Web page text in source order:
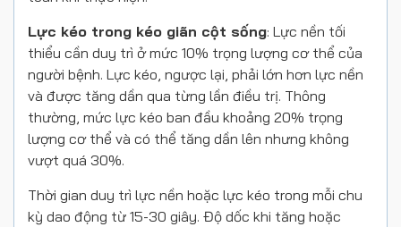
Lực kéo trong kéo giãn cột sống: Lực nền tối
thiểu cần duy trì ở mức 10% trọng lượng cơ thể của
người bệnh. Lực kéo, ngược lại, phải lớn hơn lực nền
và được tăng dần qua từng lần điều trị. Thông
thường, mức lực kéo ban đầu khoảng 20% trọng
lượng cơ thể và có thể tăng dần lên nhưng không
vượt quá 30%.
Thời gian duy trì lực nền hoặc lực kéo trong mỗi chu
kỳ dao động từ 15-30 giây. Độ dốc khi tăng hoặc